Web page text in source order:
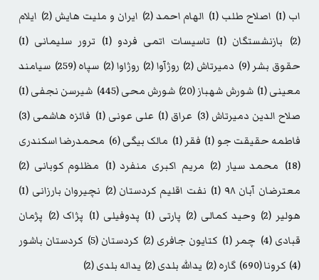
اب (1) اصلاح طلب (1) الهام احمد(2) ایران و ملیت هایش (2)
ایلام
(2)
بازنشستگان (1) تاسیسات اتمی فردو (1) ترور سلیمانی (1)
حقوق بشر (9) دمیرتاش (2) روژآوا(2) روژاوا(2) سپاه(259)
سیامند
معینی(1) شورش شهباز(20) شورش محی(445) شیرسن نجفی(1)
صلاح الدین دمیرتاش (3) عراق (1) علی عونی (1) فائزه هاشمی (3)
فاطمه حقیقت جو (1) فقر (1) مالک بیگی(6)
محمدرضا اسکندری
(18)
محمد سیار (2) مریم اکبری منفرد (1) مظلوم کوبانی (2)
معترضان آبان ۹۸
(1) نفت اقلیم کردستان (2) نچیروان بارزانی (1)
هولیر (2) وحید کمالی (2) پارتی (1) پدوفیلی (1) پژاک (2)
پژمان
قبادی (4) چمر (1) کتایون جافری (2) کردستان (5)
کردستان باشور
(4)
کرونا(690) گاره(2) یدالله بلدی(2) یداله بلدی(2)